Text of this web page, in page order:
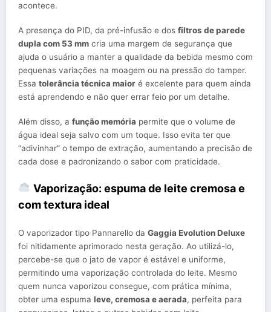
acontece.
A presença do PID, da pré-infusão e dos filtros de parede
dupla com 53 mm cria uma margem de segurança que
ajuda o usuário a manter a qualidade da bebida mesmo com
pequenas variações na moagem ou na pressão do tamper.
Essa tolerância técnica maior é excelente para quem ainda
está aprendendo e não quer errar feio por um detalhe.
Além disso, a função memória permite que o volume de
água ideal seja salvo com um toque. Isso evita ter que
“adivinhar” o tempo de extração, aumentando a precisão de
cada dose e padronizando o sabor com praticidade.
Vaporização: espuma de leite cremosa e
com textura ideal
O vaporizador tipo Pannarello da Gaggia Evolution Deluxe
foi nitidamente aprimorado nesta geração. Ao utilizá-lo,
percebe-se que o jato de vapor é estável e uniforme,
permitindo uma vaporização controlada do leite. Mesmo
quem nunca vaporizou consegue, com prática mínima,
obter uma espuma leve, cremosa e aerada, perfeita para